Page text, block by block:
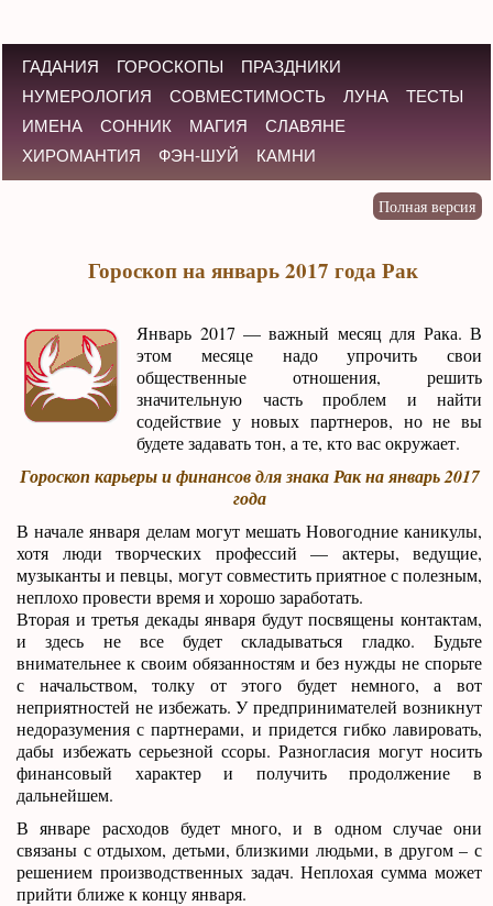
ГАДАНИЯ ГОРОСКОПЫ
ПРАЗДНИКИ
НУМЕРОЛОГИЯ
СОВМЕСТИМОСТЬ ЛУНА
ТЕСТЫ
ИМЕНА
СОННИК МАГИЯ
СЛАВЯНЕ
ХИРОМАНТИЯ
ФЭН-ШУЙ КАМНИ
Гороскоп на январь 2017 года Рак
Январь 2017 — важный месяц для Рака. В
этом месяце надо упрочить свои
общественные отношения, решить
значительную часть проблем и найти
содействие у новых партнеров, но не вы
будете задавать тон, а те, кто вас окружает.
Гороскоп карьеры и финансов для знака Рак на январь 2017
года
В начале января делам могут мешать Новогодние каникулы,
хотя люди творческих профессий — актеры, ведущие,
музыканты и певцы, могут совместить приятное с полезным,
неплохо провести время и хорошо заработать.
Вторая и третья декады января будут посвящены контактам,
и здесь не все будет складываться гладко. Будьте
внимательнее к своим обязанностям и без нужды не спорьте
с начальством, толку от этого будет немного, а вот
неприятностей не избежать. У предпринимателей возникнут
недоразумения с партнерами, и придется гибко лавировать,
дабы избежать серьезной ссоры. Разногласия могут носить
финансовый характер и получить продолжение в
дальнейшем.
В январе расходов будет много, и в одном случае они
связаны с отдыхом, детьми, близкими людьми, в другом – с
решением производственных задач. Неплохая сумма может
прийти ближе к концу января.